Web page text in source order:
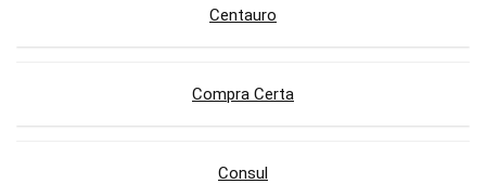
Centauro
Compra Certa
Consul